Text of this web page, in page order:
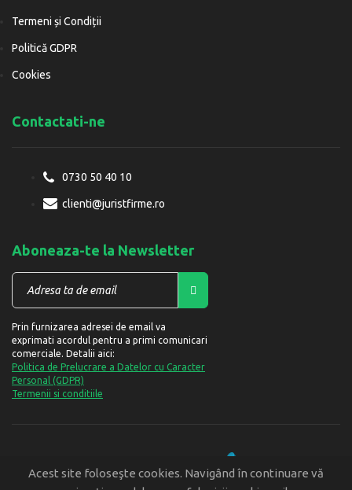
Termeni și Condiții
Politică GDPR
Cookies
Contactati-ne
0730 50 40 10
clienti@juristfirme.ro
Aboneaza-te la Newsletter
Prin furnizarea adresei de email va
exprimati acordul pentru a primi comunicari
comerciale. Detalii aici:
Politica de Prelucrare a Datelor cu Caracter
Personal (GDPR)
Termenii si conditiile
Acest site foloseşte cookies. Navigând în continuare vă